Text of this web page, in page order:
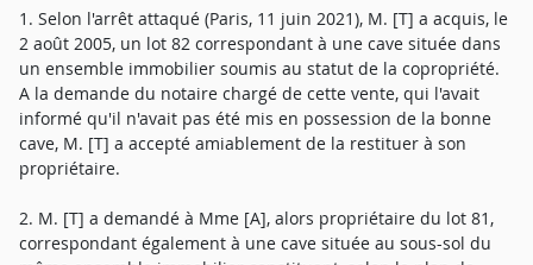
1. Selon l'arrêt attaqué (Paris, 11 juin 2021), M. [T] a acquis, le
2 août 2005, un lot 82 correspondant à une cave située dans
un ensemble immobilier soumis au statut de la copropriété.
A la demande du notaire chargé de cette vente, qui l'avait
informé qu'il n'avait pas été mis en possession de la bonne
cave, M. [T] a accepté amiablement de la restituer à son
propriétaire.
2. M. [T] a demandé à Mme [A], alors propriétaire du lot 81,
correspondant également à une cave située au sous-sol du